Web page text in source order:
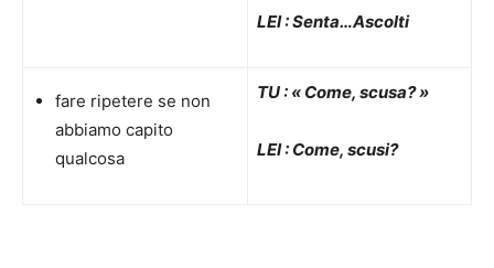
LEI : Senta…Ascolti
fare ripetere se non
abbiamo capito
qualcosa
TU : « Come, scusa? »
LEI : Come, scusi?